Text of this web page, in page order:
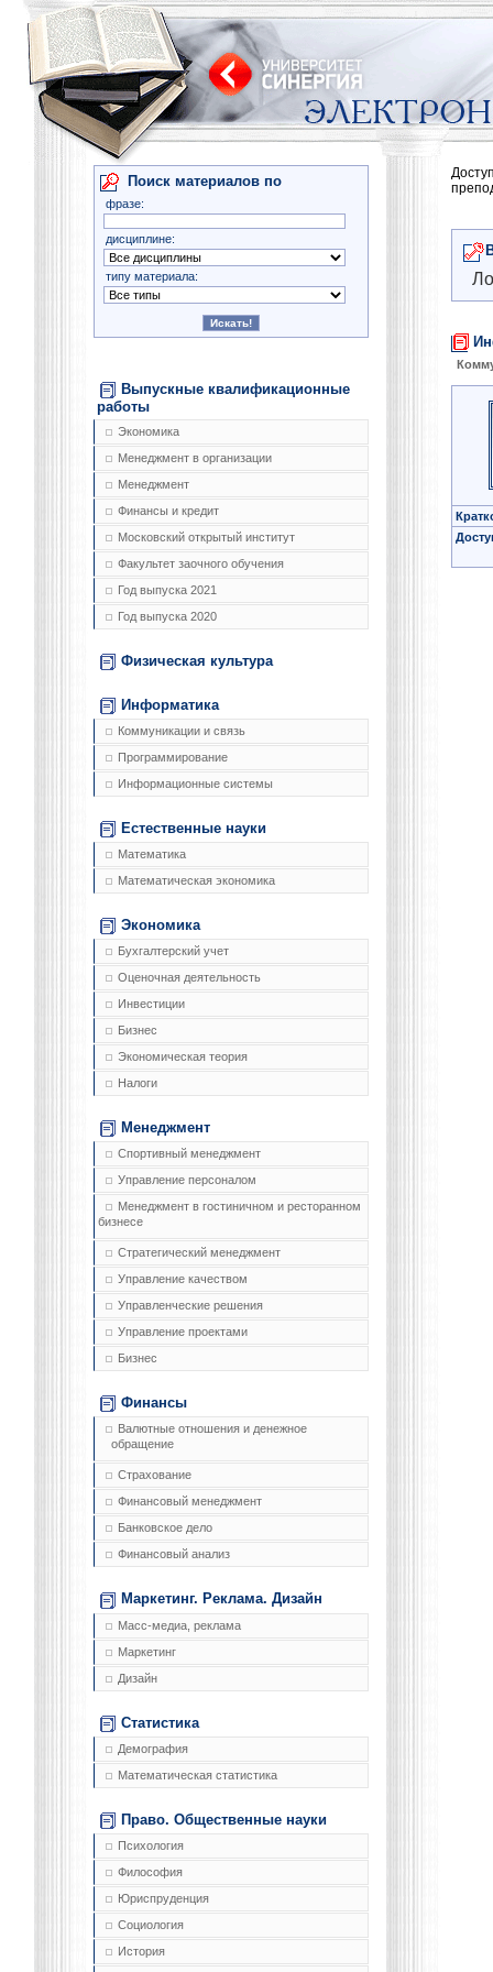
Поиск материалов по
фразе:
дисциплине:
типу материала:
Выпускные квалификационные
работы
Экономика
Менеджмент в организации
Менеджмент
Финансы и кредит
Московский открытый институт
Факультет заочного обучения
Год выпуска 2021
Год выпуска 2020
Физическая культура
Информатика
Коммуникации и связь
Программирование
Информационные системы
Естественные науки
Математика
Математическая экономика
Экономика
Бухгалтерский учет
Оценочная деятельность
Инвестиции
Бизнес
Экономическая теория
Налоги
Менеджмент
Спортивный менеджмент
Управление персоналом
Менеджмент в гостиничном и ресторанном
бизнесе
Стратегический менеджмент
Управление качеством
Управленческие решения
Управление проектами
Бизнес
Финансы
Валютные отношения и денежное
обращение
Страхование
Финансовый менеджмент
Банковское дело
Финансовый анализ
Маркетинг. Реклама. Дизайн
Масс-медиа, реклама
Маркетинг
Дизайн
Статистика
Демография
Математическая статистика
Право. Общественные науки
Психология
Философия
Юриспруденция
Социология
История